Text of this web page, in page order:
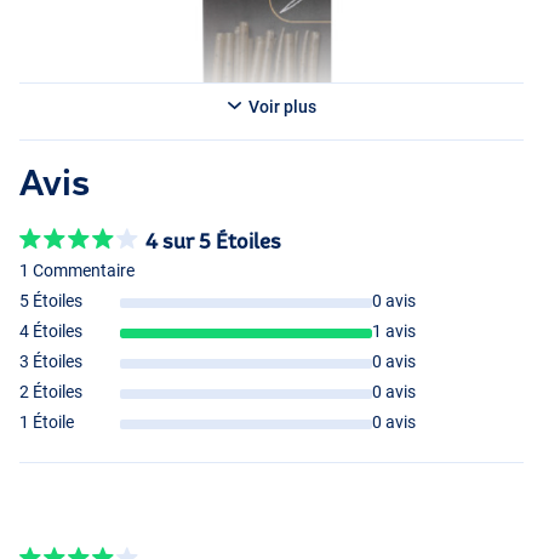
Normal
XL
Voir plus
Avis
4 sur 5 Étoiles
1 Commentaire
5 Étoiles
0 avis
4 Étoiles
1 avis
3 Étoiles
0 avis
2 Étoiles
0 avis
1 Étoile
0 avis